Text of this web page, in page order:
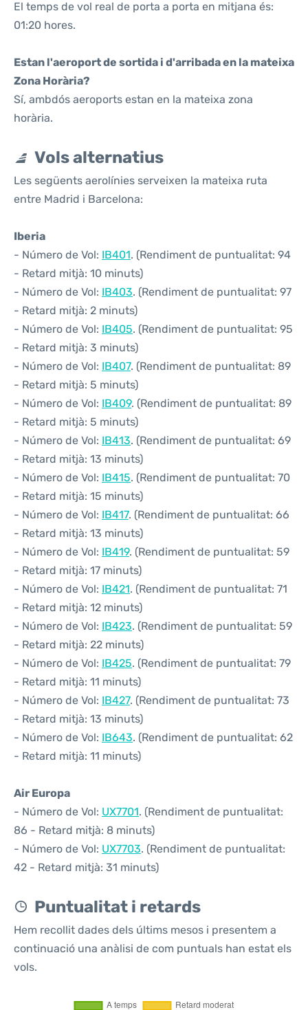
El temps de vol real de porta a porta en mitjana és:
01:20 hores.
Estan l'aeroport de sortida i d'arribada en la mateixa
Zona Horària?
Sí, ambdós aeroports estan en la mateixa zona
horària.
Vols alternatius
Les següents aerolínies serveixen la mateixa ruta
entre Madrid i Barcelona:
Iberia
- Número de Vol: IB401. (Rendiment de puntualitat: 94
- Retard mitjà: 10 minuts)
- Número de Vol: IB403. (Rendiment de puntualitat: 97
- Retard mitjà: 2 minuts)
- Número de Vol: IB405. (Rendiment de puntualitat: 95
- Retard mitjà: 3 minuts)
- Número de Vol: IB407. (Rendiment de puntualitat: 89
- Retard mitjà: 5 minuts)
- Número de Vol: IB409. (Rendiment de puntualitat: 89
- Retard mitjà: 5 minuts)
- Número de Vol: IB413. (Rendiment de puntualitat: 69
- Retard mitjà: 13 minuts)
- Número de Vol: IB415. (Rendiment de puntualitat: 70
- Retard mitjà: 15 minuts)
- Número de Vol: IB417. (Rendiment de puntualitat: 66
- Retard mitjà: 13 minuts)
- Número de Vol: IB419. (Rendiment de puntualitat: 59
- Retard mitjà: 17 minuts)
- Número de Vol: IB421. (Rendiment de puntualitat: 71
- Retard mitjà: 12 minuts)
- Número de Vol: IB423. (Rendiment de puntualitat: 59
- Retard mitjà: 22 minuts)
- Número de Vol: IB425. (Rendiment de puntualitat: 79
- Retard mitjà: 11 minuts)
- Número de Vol: IB427. (Rendiment de puntualitat: 73
- Retard mitjà: 13 minuts)
- Número de Vol: IB643. (Rendiment de puntualitat: 62
- Retard mitjà: 11 minuts)
Air Europa
- Número de Vol: UX7701. (Rendiment de puntualitat:
86 - Retard mitjà: 8 minuts)
- Número de Vol: UX7703. (Rendiment de puntualitat:
42 - Retard mitjà: 31 minuts)
Puntualitat i retards
Hem recollit dades dels últims mesos i presentem a
continuació una anàlisi de com puntuals han estat els
vols.